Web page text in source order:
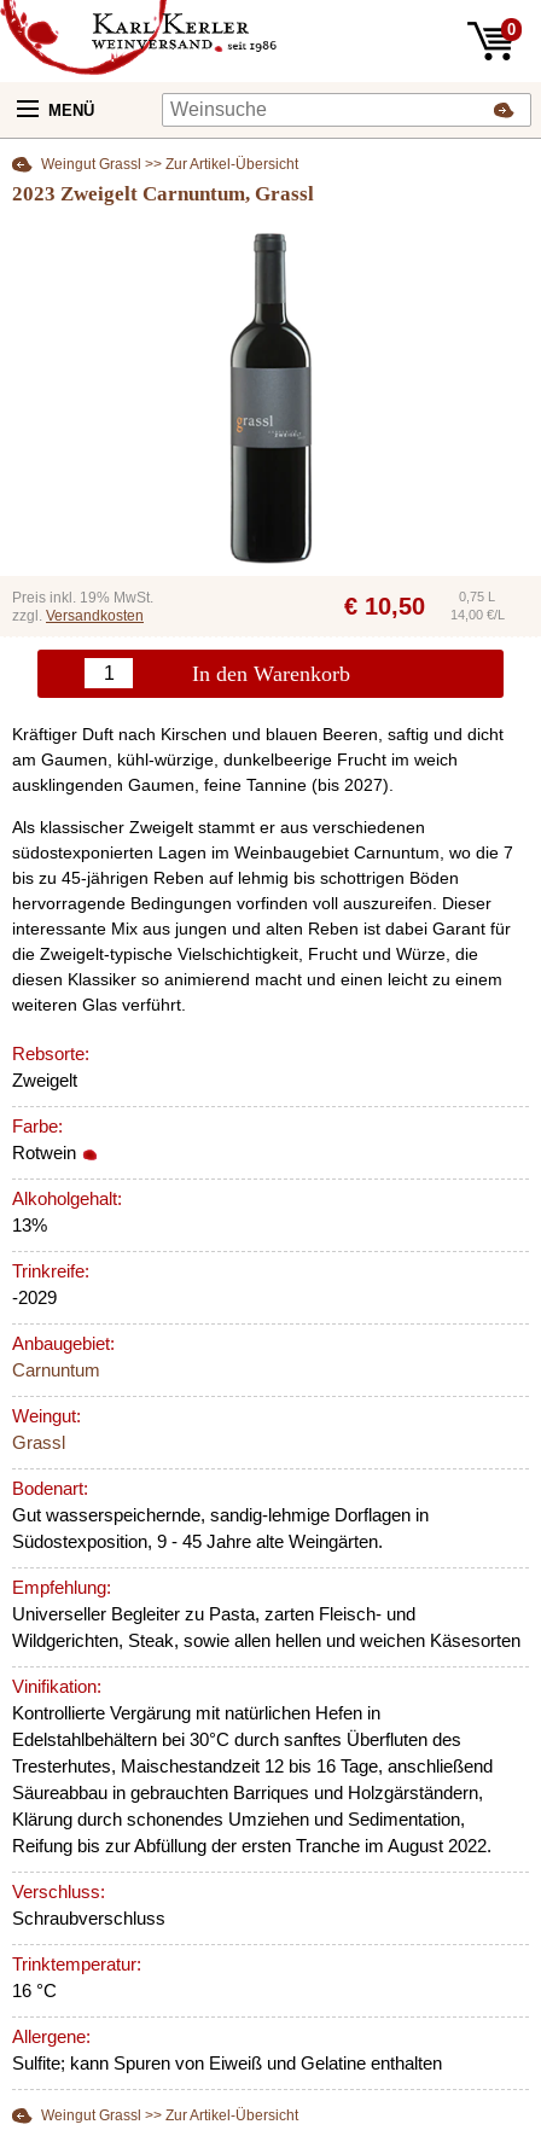
0
MENÜ
Weingut Grassl >> Zur Artikel-Übersicht
2023 Zweigelt Carnuntum, Grassl
Preis inkl. 19% MwSt.
zzgl. Versandkosten € 10,50
0,75 L
14,00 €/L
In den Warenkorb
Kräftiger Duft nach Kirschen und blauen Beeren, saftig und dicht
am Gaumen, kühl-würzige, dunkelbeerige Frucht im weich
ausklingenden Gaumen, feine Tannine (bis 2027).
Als klassischer Zweigelt stammt er aus verschiedenen
südostexponierten Lagen im Weinbaugebiet Carnuntum, wo die 7
bis zu 45-jährigen Reben auf lehmig bis schottrigen Böden
hervorragende Bedingungen vorfinden voll auszureifen. Dieser
interessante Mix aus jungen und alten Reben ist dabei Garant für
die Zweigelt-typische Vielschichtigkeit, Frucht und Würze, die
diesen Klassiker so animierend macht und einen leicht zu einem
weiteren Glas verführt.
Rebsorte:
Zweigelt
Farbe:
Rotwein
Alkoholgehalt:
13%
Trinkreife:
-2029
Anbaugebiet:
Carnuntum
Weingut:
Grassl
Bodenart:
Gut wasserspeichernde, sandig-lehmige Dorflagen in
Südostexposition, 9 - 45 Jahre alte Weingärten.
Empfehlung:
Universeller Begleiter zu Pasta, zarten Fleisch- und
Wildgerichten, Steak, sowie allen hellen und weichen Käsesorten
Vinifikation:
Kontrollierte Vergärung mit natürlichen Hefen in
Edelstahlbehältern bei 30°C durch sanftes Überfluten des
Tresterhutes, Maischestandzeit 12 bis 16 Tage, anschließend
Säureabbau in gebrauchten Barriques und Holzgärständern,
Klärung durch schonendes Umziehen und Sedimentation,
Reifung bis zur Abfüllung der ersten Tranche im August 2022.
Verschluss:
Schraubverschluss
Trinktemperatur:
16 °C
Allergene:
Sulfite; kann Spuren von Eiweiß und Gelatine enthalten
Weingut Grassl >> Zur Artikel-Übersicht